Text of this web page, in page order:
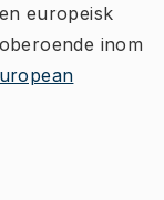
europeisk
inom